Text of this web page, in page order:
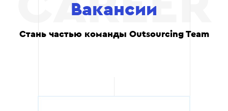
Вакансии
Стань частью команды Outsourcing Team